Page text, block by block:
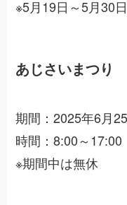
※5月19日～5月30
あじさいまつり
期間：2025年6月
時間：8:00～17:00
※期間中は無休